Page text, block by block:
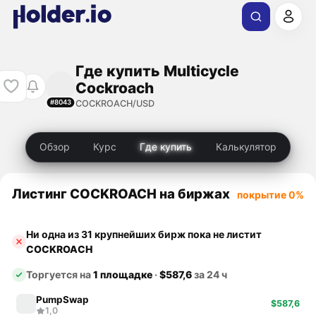
#8043
Где купить Multicycle
Cockroach
COCKROACH/USD
Обзор Курс Где купить Калькулятор
Листинг COCKROACH на биржах покрытие 0%
Ни одна из 31 крупнейших бирж пока не листит
COCKROACH
Торгуется на1 площадке ·$587,6за 24 ч
PumpSwap
1,0
$587,6